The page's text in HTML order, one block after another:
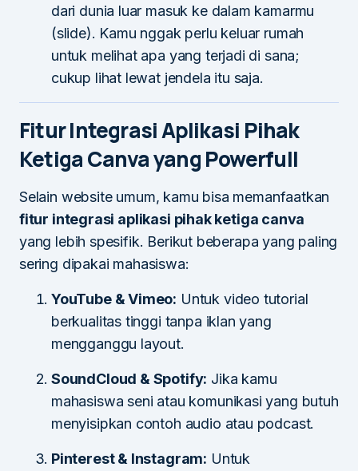
dari dunia luar masuk ke dalam kamarmu
(slide). Kamu nggak perlu keluar rumah
untuk melihat apa yang terjadi di sana;
cukup lihat lewat jendela itu saja.
Fitur Integrasi Aplikasi Pihak
Ketiga Canva yang Powerfull
Selain website umum, kamu bisa memanfaatkan
fitur integrasi aplikasi pihak ketiga canva
yang lebih spesifik. Berikut beberapa yang paling
sering dipakai mahasiswa:
YouTube & Vimeo: Untuk video tutorial
berkualitas tinggi tanpa iklan yang
mengganggu layout.
SoundCloud & Spotify: Jika kamu
mahasiswa seni atau komunikasi yang butuh
menyisipkan contoh audio atau podcast.
Pinterest & Instagram: Untuk